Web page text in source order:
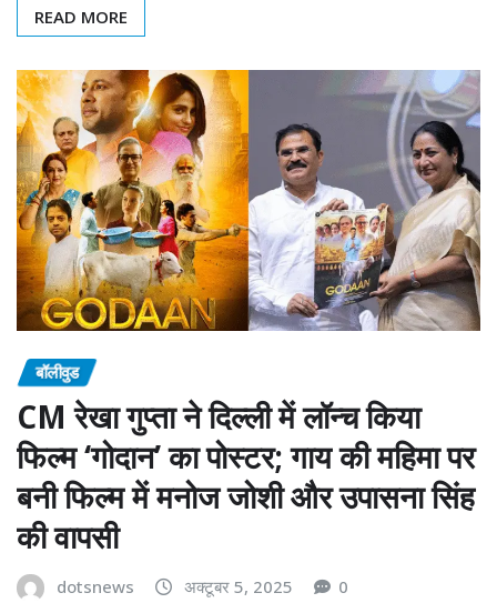
READ MORE
बॉलीवुड
CM रेखा गुप्ता ने दिल्ली में लॉन्च किया
फिल्म ‘गोदान’ का पोस्टर; गाय की महिमा पर
बनी फिल्म में मनोज जोशी और उपासना सिंह
की वापसी
dotsnews अक्टूबर 5, 2025 0